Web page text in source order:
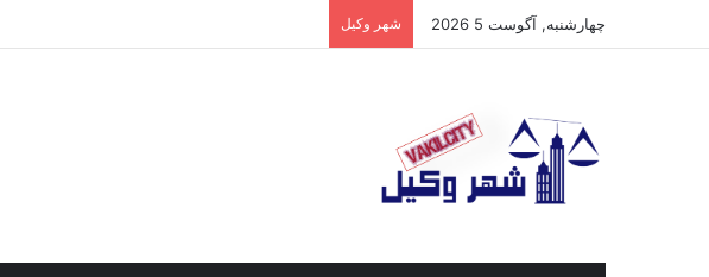
چهارشنبه, آگوست 5 2026 شهر وکیل